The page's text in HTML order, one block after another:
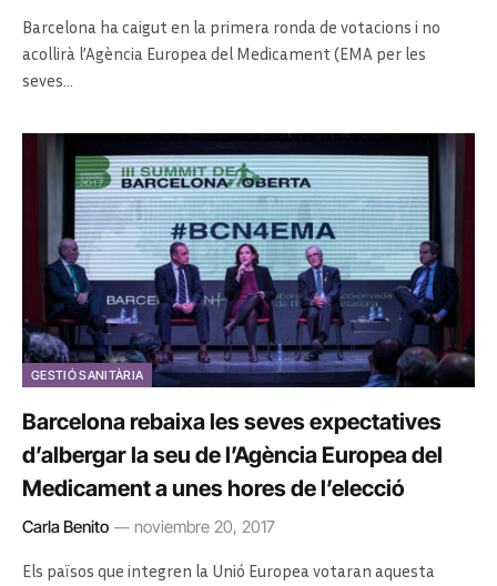
Barcelona ha caigut en la primera ronda de votacions i no
acollirà l’Agència Europea del Medicament (EMA per les
seves…
GESTIÓ SANITÀRIA
Barcelona rebaixa les seves expectatives
d’albergar la seu de l’Agència Europea del
Medicament a unes hores de l’elecció
Carla Benito noviembre 20, 2017
Els països que integren la Unió Europea votaran aquesta